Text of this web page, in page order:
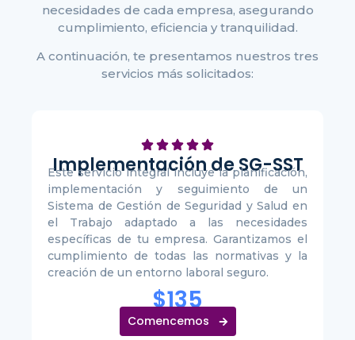
necesidades de cada empresa, asegurando
cumplimiento, eficiencia y tranquilidad.
A continuación, te presentamos nuestros tres
servicios más solicitados:
Implementación de SG-SST
Este servicio integral incluye la planificación,
implementación y seguimiento de un
Sistema de Gestión de Seguridad y Salud en
el Trabajo adaptado a las necesidades
específicas de tu empresa. Garantizamos el
cumplimiento de todas las normativas y la
creación de un entorno laboral seguro.
$135
Comencemos